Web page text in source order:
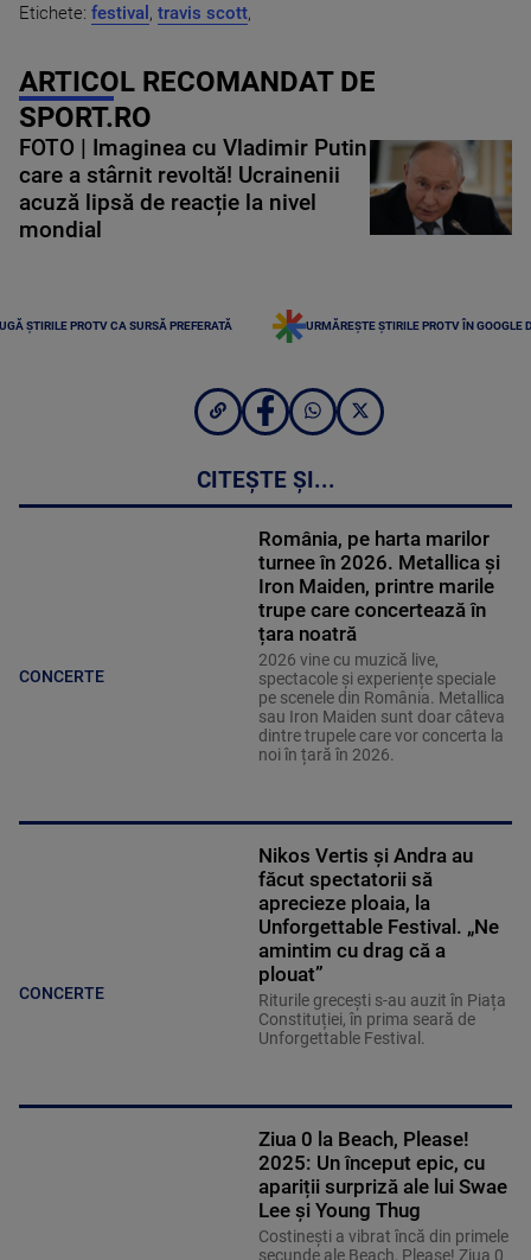
Etichete: festival , travis scott,
ARTICOL RECOMANDAT DE
SPORT.RO
FOTO | Imaginea cu Vladimir Putin
care a stârnit revoltă! Ucrainenii
acuză lipsă de reacție la nivel
mondial
ȘTIRILE PROTV CA SURSĂ PREFERATĂ URMĂREȘTE ȘTIRILE PROTV ÎN GOOGLE
CITEȘTE ȘI...
CONCERTE
România, pe harta marilor
turnee în 2026. Metallica și
Iron Maiden, printre marile
trupe care concertează în
țara noatră
2026 vine cu muzică live,
spectacole și experiențe speciale
pe scenele din România. Metallica
sau Iron Maiden sunt doar câteva
dintre trupele care vor concerta la
noi în țară în 2026.
CONCERTE
Nikos Vertis și Andra au
făcut spectatorii să
aprecieze ploaia, la
Unforgettable Festival. „Ne
amintim cu drag că a
plouat”
Riturile grecești s-au auzit în Piața
Constituției, în prima seară de
Unforgettable Festival.
Ziua 0 la Beach, Please!
2025: Un început epic, cu
apariții surpriză ale lui Swae
Lee și Young Thug
Costinești a vibrat încă din primele
secunde ale Beach, Please! Ziua 0